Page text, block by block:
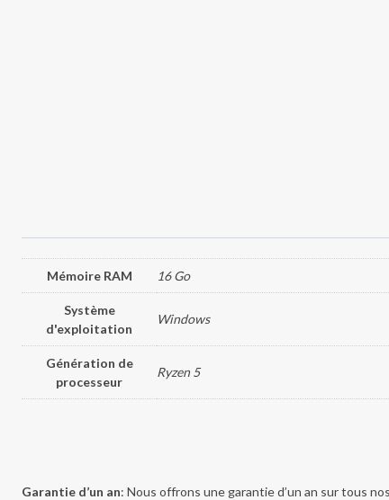
Mémoire RAM 16 Go
Système
d'exploitation
Windows
Génération de
processeur
Ryzen 5
Garantie d’un an: Nous offrons une garantie d’un an sur tous